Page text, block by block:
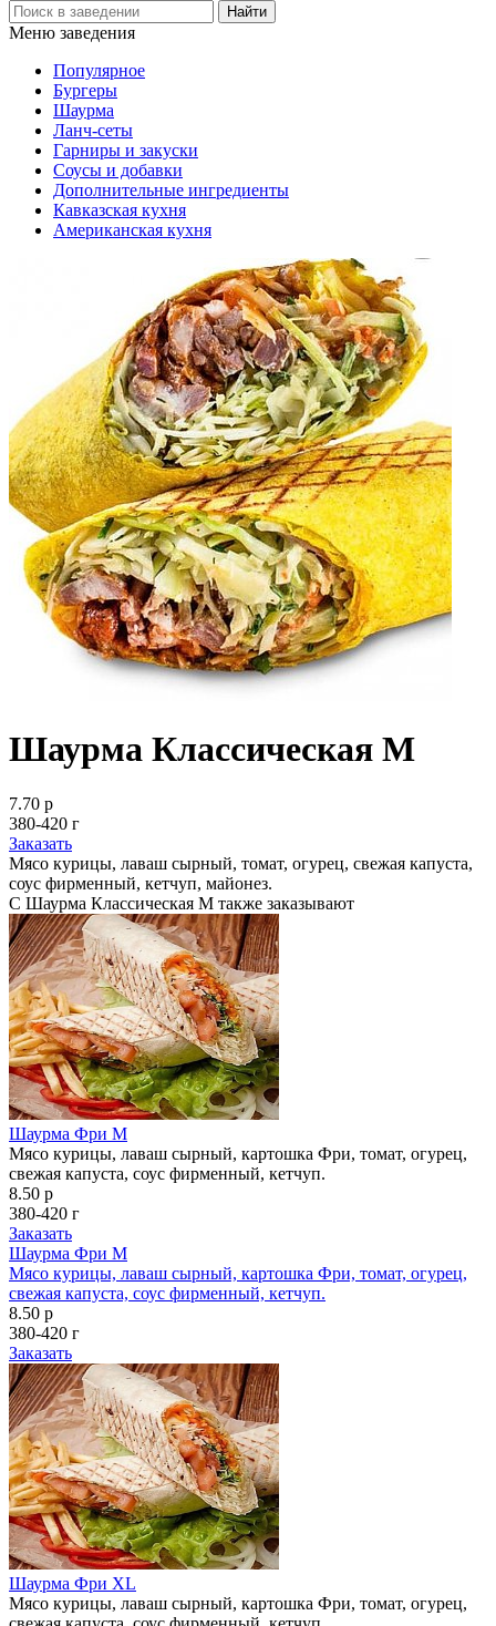
Меню заведения
Популярное
Бургеры
Шаурма
Ланч-сеты
Гарниры и закуски
Соусы и добавки
Дополнительные ингредиенты
Кавказская кухня
Американская кухня
Шаурма Классическая M
7.70 р
380-420 г
Заказать
Мясо курицы, лаваш сырный, томат, огурец, свежая капуста,
соус фирменный, кетчуп, майонез.
С Шаурма Классическая M также заказывают
Шаурма Фри M
Мясо курицы, лаваш сырный, картошка Фри, томат, огурец,
свежая капуста, соус фирменный, кетчуп.
8.50 р
380-420 г
Заказать
Шаурма Фри M
Мясо курицы, лаваш сырный, картошка Фри, томат, огурец,
свежая капуста, соус фирменный, кетчуп.
8.50 р
380-420 г
Заказать
Шаурма Фри XL
Мясо курицы, лаваш сырный, картошка Фри, томат, огурец,